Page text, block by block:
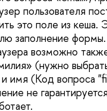
пользователя
это поле из кеша.
заполнение
возможно
(нужно
имя (Код вопроса
не